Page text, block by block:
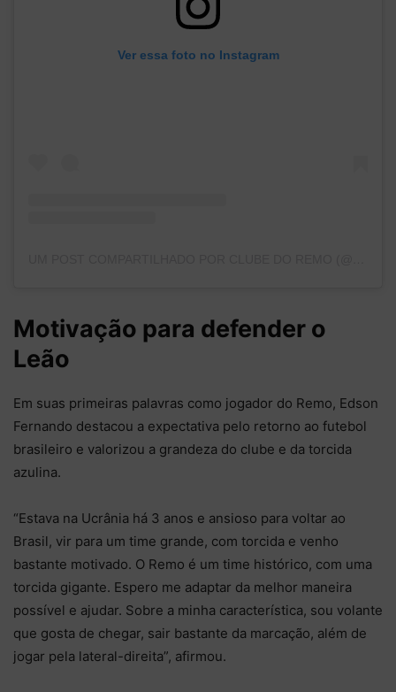
Ver essa foto no Instagram
Motivação para defender o
Leão
Em suas primeiras palavras como jogador do Remo, Edson
Fernando destacou a expectativa pelo retorno ao futebol
brasileiro e valorizou a grandeza do clube e da torcida
azulina.
“Estava na Ucrânia há 3 anos e ansioso para voltar ao
Brasil, vir para um time grande, com torcida e venho
bastante motivado. O Remo é um time histórico, com uma
torcida gigante. Espero me adaptar da melhor maneira
possível e ajudar. Sobre a minha característica, sou volante
que gosta de chegar, sair bastante da marcação, além de
jogar pela lateral-direita”, afirmou.